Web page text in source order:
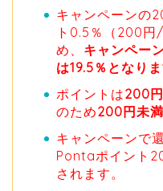
キャンペーンの
ト0.5％（200円
め、 キャンペー
は19.5％となりま
ポイントは200
のため200円未
キャンペーンで
Pontaポイント
されます。